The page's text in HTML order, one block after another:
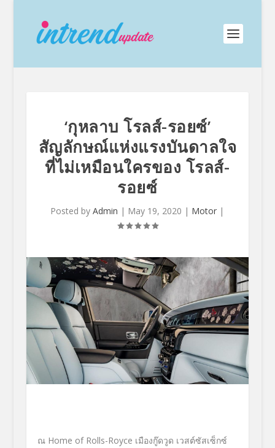
‘กุหลาบ โรลส์-รอยซ์’
สัญลักษณ์แห่งแรงบันดาลใจ
ที่ไม่เหมือนใครของ โรลส์-
รอยซ์
Posted byAdmin | May 19, 2020 | Motor |
ณ Home of Rolls-Royce เมืองกู๊ดวูด เวสต์ซัสเซ็กซ์